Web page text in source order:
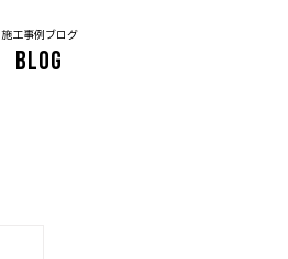
BLOG
施工事例ブログ